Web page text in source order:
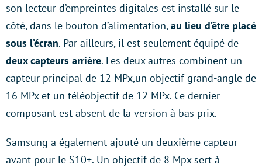
son lecteur d’empreintes digitales est installé sur le
côté, dans le bouton d’alimentation, au lieu d’être placé
sous l’écran. Par ailleurs, il est seulement équipé de
deux capteurs arrière. Les deux autres combinent un
capteur principal de 12 MPx,un objectif grand-angle de
16 MPx et un téléobjectif de 12 MPx. Ce dernier
composant est absent de la version à bas prix.
Samsung a également ajouté un deuxième capteur
avant pour le S10+. Un objectif de 8 Mpx sert à